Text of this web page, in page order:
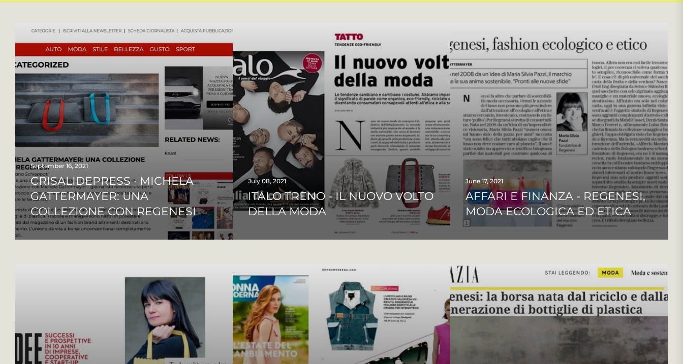
September 16, 2021
CRISALIDEPRESS · MICHELA
GATTERMAYER: UNA
COLLEZIONE CON REGENESI
July 08, 2021
ITALO TRENO - IL NUOVO VOLTO
DELLA MODA
June 17, 2021
AFFARI E FINANZA - REGENESI,
MODA ECOLOGICA ED ETICA